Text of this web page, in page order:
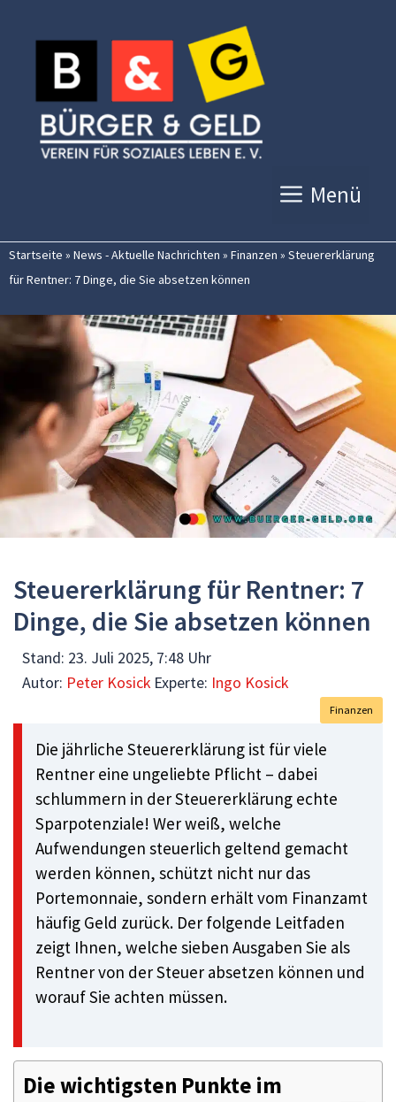
Inhalt
springen
Menü
Startseite » News - Aktuelle Nachrichten » Finanzen » Steuererklärung
für Rentner: 7 Dinge, die Sie absetzen können
Steuererklärung für Rentner: 7
Dinge, die Sie absetzen können
Stand: 23. Juli 2025, 7:48 Uhr
Autor: Peter Kosick Experte: Ingo Kosick
Finanzen
Die jährliche Steuererklärung ist für viele
Rentner eine ungeliebte Pflicht – dabei
schlummern in der Steuererklärung echte
Sparpotenziale! Wer weiß, welche
Aufwendungen steuerlich geltend gemacht
werden können, schützt nicht nur das
Portemonnaie, sondern erhält vom Finanzamt
häufig Geld zurück. Der folgende Leitfaden
zeigt Ihnen, welche sieben Ausgaben Sie als
Rentner von der Steuer absetzen können und
worauf Sie achten müssen.
Die wichtigsten Punkte im